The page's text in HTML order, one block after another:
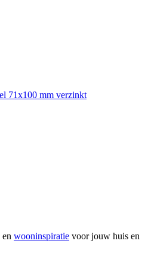
71x100 mm verzinkt
en wooninspiratie voor jouw huis en